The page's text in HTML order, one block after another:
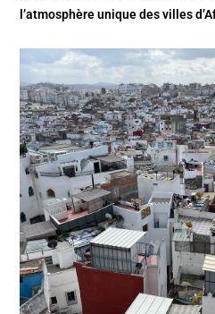
l’atmosphère unique des villes